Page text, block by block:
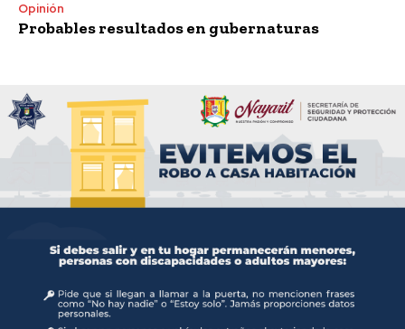
Opinión
Probables resultados en gubernaturas